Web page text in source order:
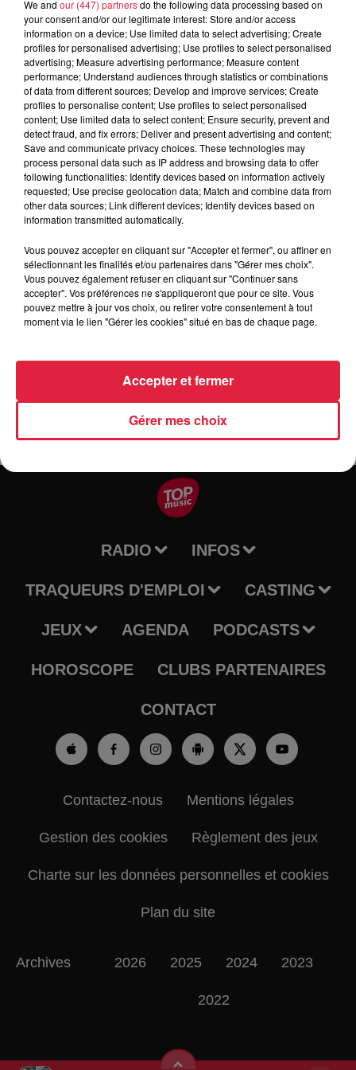
Des visites guidées gratuites sont prévues le vendredi et le
samedi. Vous découvrirez l'histoire de la maison Miclo, vous
percerez quelques secrets de fabrication et pourrez
développer vos palais lors d'ateliers de dégustation. Vous
découvrez le foodpairing , cette science du goût qui propose
d'associer des spiritueux avec des mets. L''occasion pour
nous de mettre en avant la richesse gastronomique de la
vallée welche puisque nous n'avons travaillé qu'avec des
produits de nos voisins producteurs. Surprenants,
déroutants mais aussi harmonieux et gourmands ces
accords mets/ whisky mettront tous vos sens en éveil.... Et
venez profiter des promotions spéciales de ce week-end
10H30 et 16H30, visite guidées gratuites et atelier de
dégustation à l'aveugle. Vendredi 29 octobre 17h / 20h :
apéritif festif et présentation des accords mets/whisky.
Samedi 30 octobre 10H30 et 16H30, visites guidées et
ateliers autour du Whisky. Gratuits. Nécessité de réserver
reservation@distillerie-miclo.com
RADIO INFOS
TRAQUEURS D'EMPLOI CASTING
JEUX AGENDA PODCASTS
HOROSCOPE CLUBS PARTENAIRES
CONTACT
Contactez-nous Mentions légales
Gestion des cookies Règlement des jeux
Charte sur les données personnelles et cookies
Plan du site
Archives 2026 2025 2024 2023
2022
We and our (447) partnersdo the following data processing based on
your consent and/or our legitimate interest: Store and/or access
information on a device; Use limited data to select advertising; Create
profiles for personalised advertising; Use profiles to select personalised
advertising; Measure advertising performance; Measure content
performance; Understand audiences through statistics or combinations
of data from different sources; Develop and improve services; Create
profiles to personalise content; Use profiles to select personalised
content; Use limited data to select content; Ensure security, prevent and
detect fraud, and fix errors; Deliver and present advertising and content;
Save and communicate privacy choices. These technologies may
process personal data such as IP address and browsing data to offer
following functionalities: Identify devices based on information actively
requested; Use precise geolocation data; Match and combine data from
other data sources; Link different devices; Identify devices based on
information transmitted automatically.
Vous pouvez accepter en cliquant sur "Accepter et fermer", ou affiner en
sélectionnant les finalités et/ou partenaires dans "Gérer mes choix".
Vous pouvez également refuser en cliquant sur "Continuer sans
accepter". Vos préférences ne s'appliqueront que pour ce site. Vous
pouvez mettre à jour vos choix, ou retirer votre consentement à tout
moment via le lien "Gérer les cookies" situé en bas de chaque page.
Gérer mes choix
Accepter et fermer